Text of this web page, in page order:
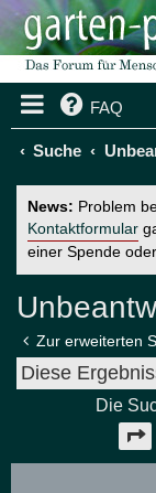
FAQ
Suche
News: Problem
Kontaktformular
einer Spende
Zur erweiterten
Die